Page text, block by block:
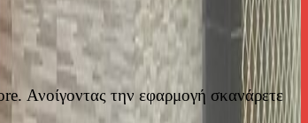
Ανοίγοντας την εφαρμογή σκανάρετε